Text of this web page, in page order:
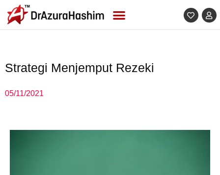
content
Strategi Menjemput Rezeki
05/11/2021